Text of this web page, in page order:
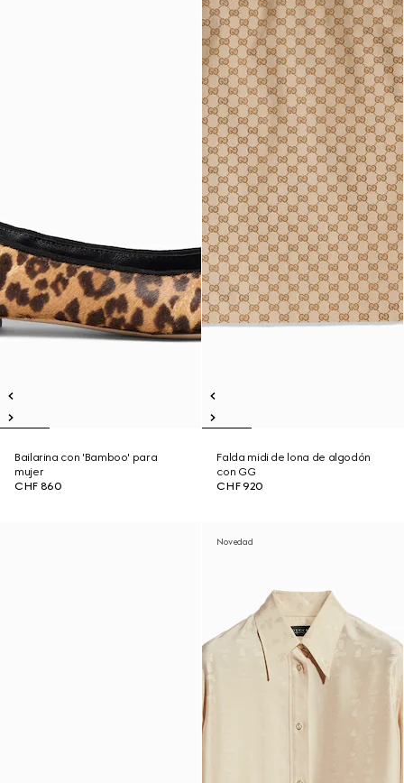
Bailarina con 'Bamboo' para
mujer
CHF 860
Falda midi de lona de algodón
con GG
CHF 920
Novedad